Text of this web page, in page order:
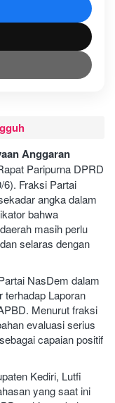
Anggaran
Paripurna DPRD
6). Fraksi Partai
angka dalam
bahwa
masih perlu
selaras dengan
NasDem dalam
terhadap Laporan
Menurut fraksi
evaluasi serius
capaian positif
Kediri, Lutfi
yang saat ini